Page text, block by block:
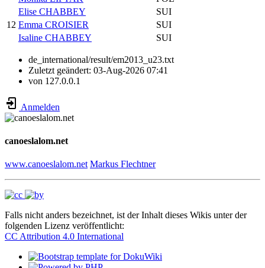
12
Elise CHABBEY
SUI
Emma CROISIER
SUI
Isaline CHABBEY
SUI
de_international/result/em2013_u23.txt
Zuletzt geändert: 03-Aug-2026 07:41
von 127.0.0.1
Anmelden
canoeslalom.net
www.canoeslalom.net Markus Flechtner
Falls nicht anders bezeichnet, ist der Inhalt dieses Wikis unter der
folgenden Lizenz veröffentlicht:
CC Attribution 4.0 International